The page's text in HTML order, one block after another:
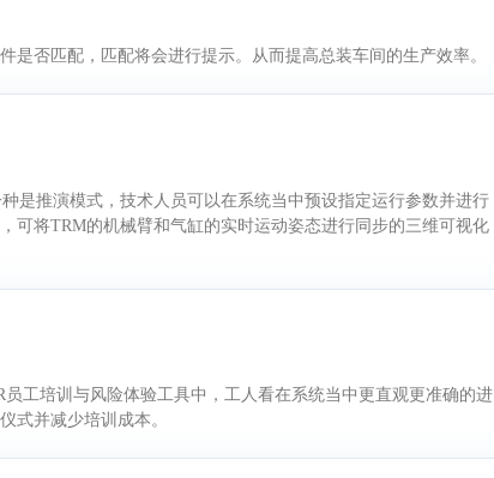
否匹配，匹配将会进行提示。从而提高总装车间的生产效率。
是推演模式，技术人员可以在系统当中预设指定运行参数并进行
可将TRM的机械臂和气缸的实时运动姿态进行同步的三维可视化
工培训与风险体验工具中，工人看在系统当中更直观更准确的进
式并减少培训成本。